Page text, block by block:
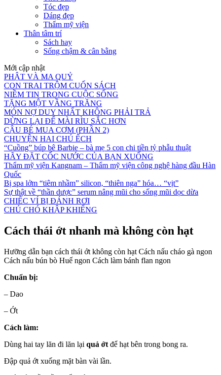
Tóc đẹp
Dáng đẹp
Thẩm mỹ viện
Thân tâm trí
Sách hay
Sống chậm & cân bằng
Mới cập nhật
PHẬT VÀ MA QUỶ
CON TRAI TRỘM CUỐN SÁCH
NIỀM TIN TRONG CUỘC SỐNG
TẶNG MỘT VẦNG TRĂNG
MÓN NỢ DUY NHẤT KHÔNG PHẢI TRẢ
DỪNG LẠI ĐỂ MÀI RÌU SẮC HƠN
CẬU BÉ MUA CƠM (PHẦN 2)
CHUYỆN HAI CHÚ ẾCH
“Cuồng” búp bê Barbie – bà mẹ 5 con chi tiền tỷ phẫu thuật
HÃY ĐẶT CỐC NƯỚC CỦA BẠN XUỐNG
Thẩm mỹ viện Kangnam – Thẩm mỹ viện công nghệ hàng đầu Hàn
Quốc
Bị spa lởm “tiêm nhầm” silicon, “thiên nga” hóa… “vịt”
Sự thật về “thần dược” serum nâng mũi cho sống mũi dọc dừa
CHIẾC VÍ BỊ ĐÁNH RƠI
CHÚ CHÓ KHẬP KHIỂNG
Cách thái ớt nhanh mà không còn hạt
Hưỡng dẫn bạn cách thái ớt không còn hạt Cách nấu cháo gà ngon
Cách nấu bún bò Huế ngon Cách làm bánh flan ngon
Chuẩn bị:
– Dao
– Ớt
Cách làm:
Dùng hai tay lăn đi lăn lại quả ớt để hạt bên trong bong ra.
Đập quả ớt xuống mặt bàn vài lần.